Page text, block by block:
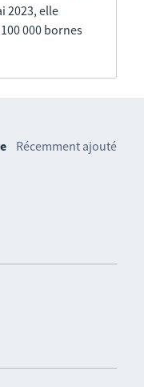
2023, elle
000 bornes
Récemment ajouté